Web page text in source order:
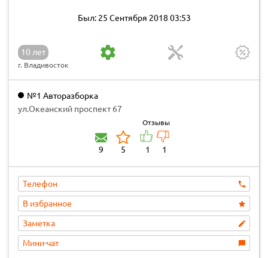
Был: 25 Сентября 2018 03:53
10 лет
г. Владивосток
№1 Авторазборка
ул.Океанский проспект 67
9 5
Отзывы
1 1
Телефон
В избранное
Заметка
Мини-чат